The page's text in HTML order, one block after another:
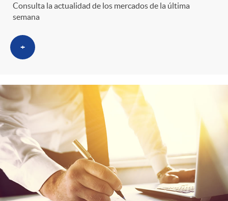
Consulta la actualidad de los mercados de la última
semana
+